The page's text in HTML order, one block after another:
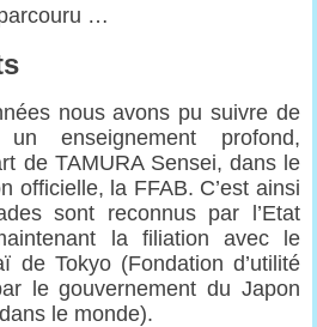
…
nous avons pu suivre de
enseignement profond,
de TAMURA Sensei, dans le
officielle, la FFAB. C’est ainsi
sont reconnus par l’Etat
la filiation avec le
de Tokyo (Fondation d’utilité
le gouvernement du Japon
le monde).